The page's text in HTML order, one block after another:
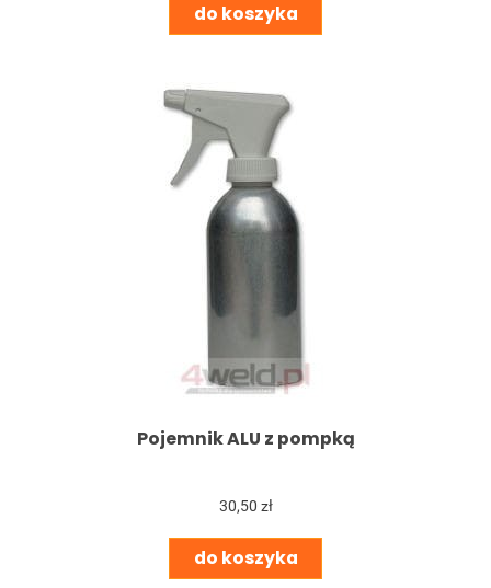
do koszyka
Pojemnik ALU z pompką
30,50 zł
do koszyka